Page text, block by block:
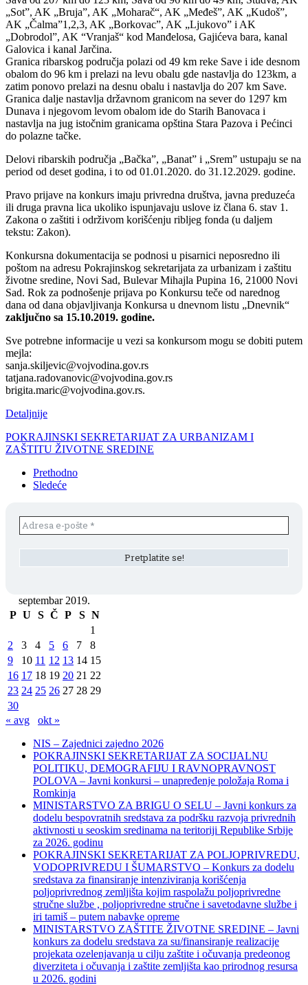
„Sot”, AK „Bruja”, AK „Moharač“, AK „Međeš”, AK „Kudoš”,
AK „Čalma”1,2,3, AK „Borkovac”, AK „Ljukovo” i AK
„Dobrodol”, AK “Vranjaš“ kod Manđelosa, Gajićeva bara, kanal
Galovica i kanal Jarčina.
Granica ribarskog područja polazi od 49 km reke Save i ide desnom
obalom do 96 km i prelazi na levu obalu gde nastavlja do 123km, a
zatim ponovo prelazi na desnu obalu i nastavlja do 207 km Save.
Granica dalje nastavlja državnom granicom na sever do 1297 km
Dunava i njegovom levom obalom ide do Starih Banovaca i
nastavlja na jug istočnim granicama opština Stara Pazova i Pećinci
do polazne tačke.
Delovi ribarskih područja „Bačka”, „Banat” i „Srem” ustupaju se na
period od deset godina, i to od 01.01.2020. do 31.12.2029. godine.
Pravo prijave na konkurs imaju privredna društva, javna preduzeća
ili druga pravna lica ukoliko ispunjavaju uslove iz člana 6. stav 1.
Zakona o zaštiti i održivom korišćenju ribljeg fonda (u daljem
tekstu: Zakon).
Konkursna dokumentacija se podnosi u pisarnici neposredno ili
poštom na adresu Pokrajinskog sekretarijata za urbanizam i zaštitu
životne sredine, Novi Sad, Bulevar Mihajla Pupina 16, 21000 Novi
Sad. Rok za podnošenje prijava po Konkursu teče od narednog
dana od dana objavljivanja Konkursa u dnevnom listu „Dnevnik“
zaključno sa 15.10.2019. godine.
Sve potrebne informacije u vezi sa konkursom mogu se dobiti putem
mejla:
sanja.skiljevic@vojvodina.gov.rs
tatjana.radovanovic@vojvodina.gov.rs
brigita.maric@vojvodina.gov.rs.
Detaljnije
POKRAJINSKI SEKRETARIJAT ZA URBANIZAM I
ZAŠTITU ŽIVOTNE SREDINE
Prethodno
Sledeće
septembar 2019.
P U S Č P S N
1
2
3 4 5 6 7
8
9
10 11 12 13 14 15
16 17 18 19 20 21 22
23 24 25 26 27 28 29
30
« avg
okt »
NIS – Zajednici zajedno 2026
POKRAJINSKI SEKRETARIJAT ZA SOCIJALNU
POLITIKU, DEMOGRAFIJU I RAVNOPRAVNOST
POLOVA – Javni konkursi – unapređenje položaja Roma i
Romkinja
MINISTARSTVO ZA BRIGU O SELU – Javni konkurs za
dodelu bespovratnih sredstava za podršku razvoja privrednih
aktivnosti u seoskim sredinama na teritoriji Republike Srbije
za 2026. godinu
POKRAJINSKI SEKRETARIJAT ZA POLJOPRIVREDU,
VODOPRIVREDU I ŠUMARSTVO – Konkurs za dodelu
sredstava za finansiranje intenziviranja korišćenja
poljoprivrednog zemljišta kojim raspolažu poljoprivredne
stručne službe , poljoprivredne stručne i savetodavne službe i
iri tamiš ‒ putem nabavke opreme
MINISTARSTVO ZAŠTITE ŽIVOTNE SREDINE – Javni
konkurs za dodelu sredstava za su/finansiranje realizacije
projekata ozelenjavanja u cilju zaštite i očuvanja predeonog
diverziteta i očuvanja i zaštite zemljišta kao prirodnog resursa
u 2026. godini